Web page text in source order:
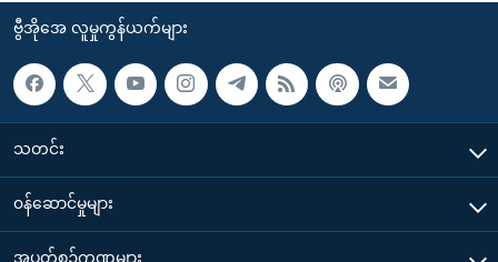
ဗွီအိုအေ လူမှုကွန်ယက်များ
သတင်း
၀န်ဆောင်မှုများ
အပတ်စဉ်ကဏ္ဍများ